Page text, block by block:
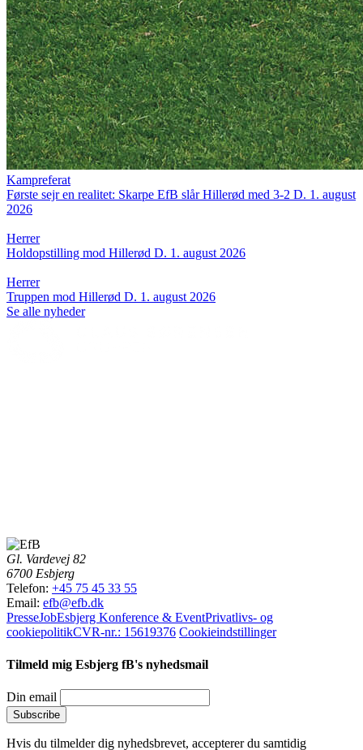
Kampreferat
Første sejr en realitet: Skarpe EfB slår Hillerød med 3-2 D. 1. august
2026
Herrer
Holdopstilling mod Hillerød D. 1. august 2026
Herrer
Truppen mod Hillerød D. 1. august 2026
Se alle nyheder
Gl. Vardevej 82
6700 Esbjerg
Telefon: +45 75 45 33 55
Email: efb@efb.dk
PresseJobEsbjerg Konference & EventPrivatlivs- og
cookiepolitikCVR-nr.: 15619376 Cookieindstillinger
Tilmeld mig Esbjerg fB's nyhedsmail
Din email
Hvis du tilmelder dig nyhedsbrevet, accepterer du samtidig